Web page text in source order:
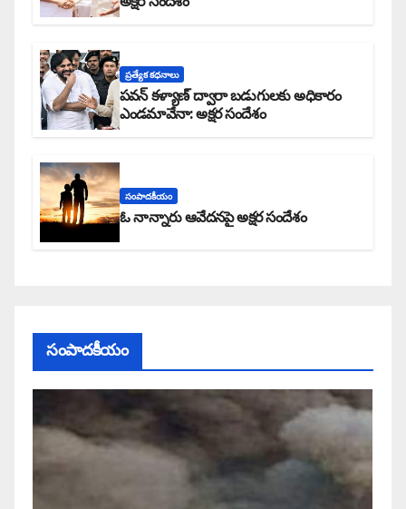
ప్రత్యేక కధనాలు
పవన్ కళ్యాణ్ ద్వారా బడుగులకు అధికారం
ఎండమావేనా: అక్షర సందేశం
సంపాదకీయం
ఓ నాన్నారు ఆవేదనపై అక్షర సందేశం
సంపాదకీయం